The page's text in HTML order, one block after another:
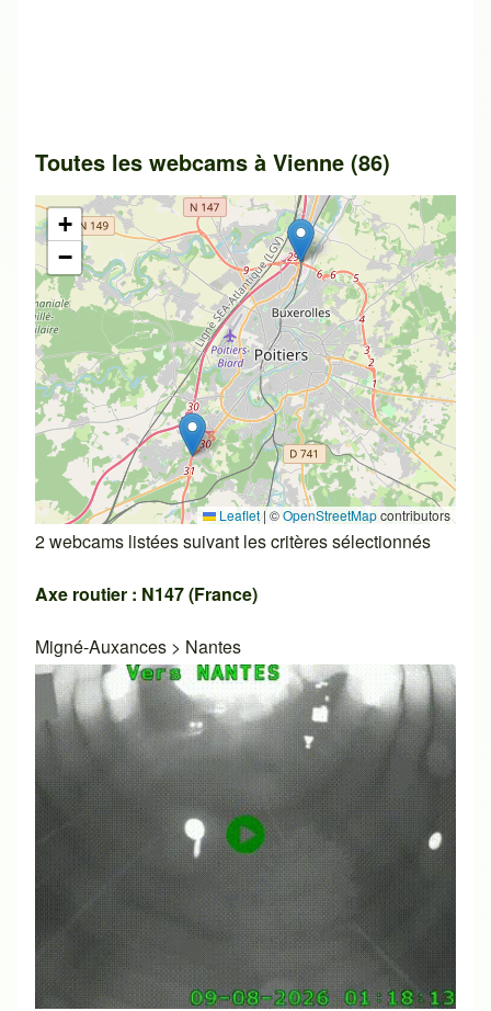
Toutes les webcams à Vienne (86)
+
−
Leaflet|©OpenStreetMapcontributors
2 webcams listées suivant les critères sélectionnés
Axe routier : N147 (France)
Migné-Auxances > Nantes